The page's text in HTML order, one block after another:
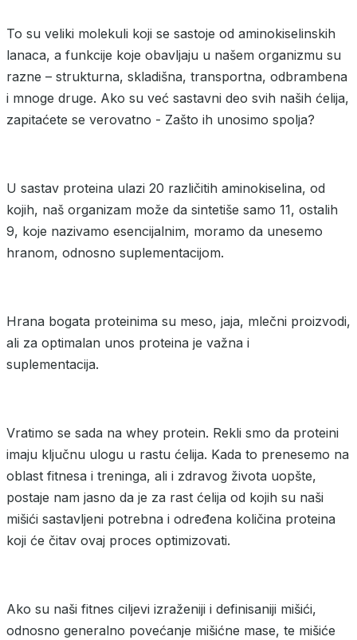
To su veliki molekuli koji se sastoje od aminokiselinskih
lanaca, a funkcije koje obavljaju u našem organizmu su
razne – strukturna, skladišna, transportna, odbrambena
i mnoge druge. Ako su već sastavni deo svih naših ćelija,
zapitaćete se verovatno - Zašto ih unosimo spolja?
U sastav proteina ulazi 20 različitih aminokiselina, od
kojih, naš organizam može da sintetiše samo 11, ostalih
9, koje nazivamo esencijalnim, moramo da unesemo
hranom, odnosno suplementacijom.
Hrana bogata proteinima su meso, jaja, mlečni proizvodi,
ali za optimalan unos proteina je važna i
suplementacija.
Vratimo se sada na whey protein. Rekli smo da proteini
imaju ključnu ulogu u rastu ćelija. Kada to prenesemo na
oblast fitnesa i treninga, ali i zdravog života uopšte,
postaje nam jasno da je za rast ćelija od kojih su naši
mišići sastavljeni potrebna i određena količina proteina
koji će čitav ovaj proces optimizovati.
Ako su naši fitnes ciljevi izraženiji i definisaniji mišići,
odnosno generalno povećanje mišićne mase, te mišiće